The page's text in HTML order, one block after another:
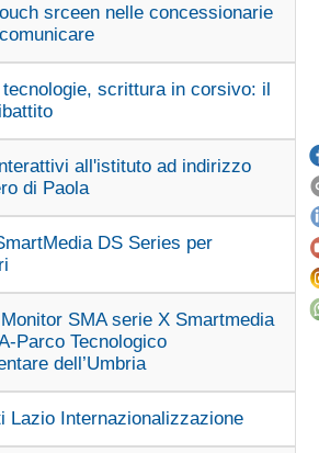
srceen nelle concessionarie
tecnologie, scrittura in corsivo: il
all'istituto ad indirizzo
di Paola
DS Series per
SMA serie X Smartmedia
Parco Tecnologico
dell’Umbria
Lazio Internazionalizzazione